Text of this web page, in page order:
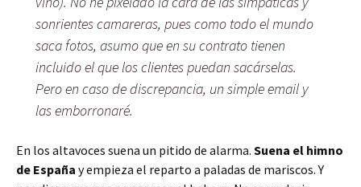
sonrientes camareras, pues como todo el mundo
saca fotos, asumo que en su contrato tienen
incluido el que los clientes puedan sacárselas.
Pero en caso de discrepancia, un simple email y
las emborronaré.
En los altavoces suena un pitido de alarma. Suena el himno
de España y empieza el reparto a paladas de mariscos. Y